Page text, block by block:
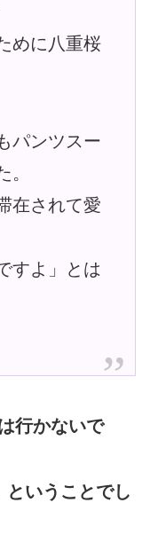
めに八重桜
パンツスー
。
在されて愛
すよ」とは
行かないで
ということでし